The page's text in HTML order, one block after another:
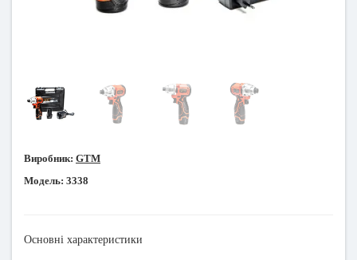
Виробник: GTM
Модель: 3338
Основні характеристики